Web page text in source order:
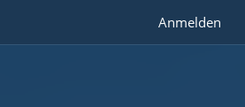
Anmelden